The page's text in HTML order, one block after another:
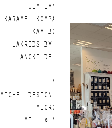
JIM LYNGVILD
KARAMEL KOMPAGNIET
KAY BOJESEN
LAKRIDS BY BÜLOW
LANGKILDE & SØN
LODGE
MAILEG
MICHEL DESIGN WORKS
MICROPLANE
MILL & MORTAR